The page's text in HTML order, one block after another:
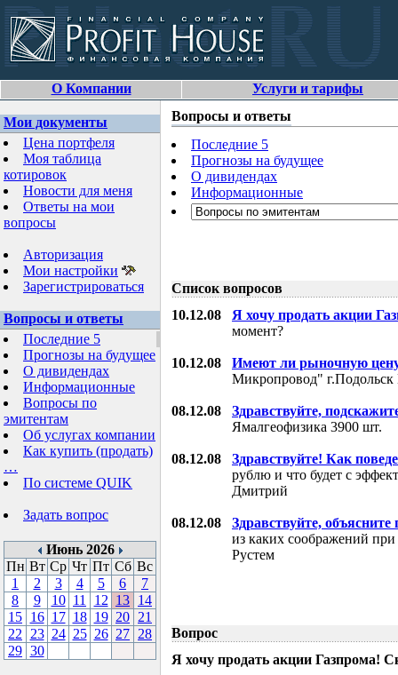
О Компании Услуги и тарифы
Мои документы
Цена портфеля
Моя таблица
котировок
Новости для меня
Ответы на мои
вопросы
Авторизация
Мои настройки
Зарегистрироваться
Вопросы и ответы
Последние 5
Прогнозы на будущее
О дивидендах
Информационные
Вопросы по
эмитентам
Об услугах компании
Как купить (продать)
…
По системе QUIK
Задать вопрос
Июнь 2026
Пн Вт Ср Чт Пт Сб Вс
1
2 3 4 5 6
7
8
9 10 11 12 13 14
15 16 17 18 19 20 21
22
23 24 25 26 27 28
29 30
Вопросы и ответы
Последние 5
Прогнозы на будущее
О дивидендах
Информационные
Список вопросов
10.12.08 Я хочу продать акции
момент?
10.12.08
Имеют ли рыночную
Микропровод"
08.12.08
Здравствуйте,
Ямалгеофизика 3900 шт.
08.12.08
Здравствуйте! Как
рублю и что будет с
Дмитрий
08.12.08
Здравствуйте, объясните
из каких соображений
Рустем
Вопрос
Я хочу продать акции Газпрома!